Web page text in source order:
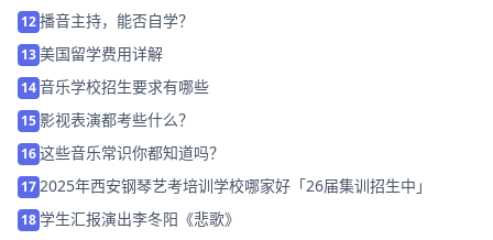
12播音主持，能否自学？
13美国留学费用详解
14音乐学校招生要求有哪些
15 影视表演都考些什么？
16这些音乐常识你都知道吗？
172025年西安钢琴艺考培训学校哪家好「26届集训招生中」
18学生汇报演出李冬阳《悲歌》